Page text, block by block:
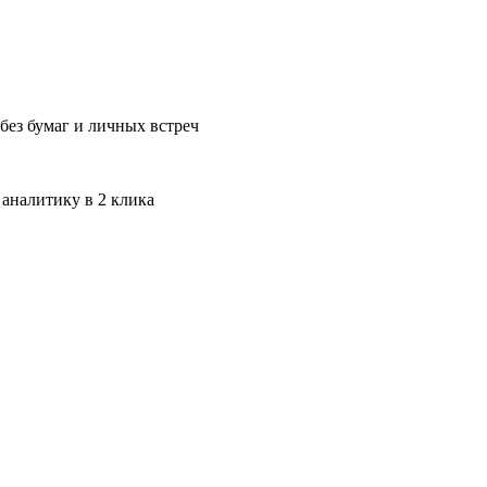
бумаг и личных встреч
в 2 клика